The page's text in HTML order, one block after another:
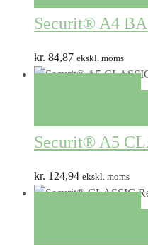
Securit® A4
kr. 84,87 ekskl. moms
Securit® A5
kr. 124,94 ekskl. moms